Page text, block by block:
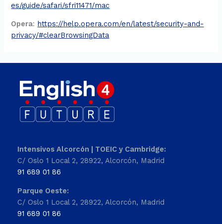
es/guide/safari/sfri11471/mac
Opera: https://help.opera.com/en/latest/security-and-
privacy/#clearBrowsingData
Intensivos Alcorcón | TOEIC y Cambridge:
C/ Oslo 1 Local 2, 28922, Alcorcón, Madrid
91 689 01 86
Parque Oeste:
C/ Oslo 1 Local 2, 28922, Alcorcón, Madrid
91 689 01 86